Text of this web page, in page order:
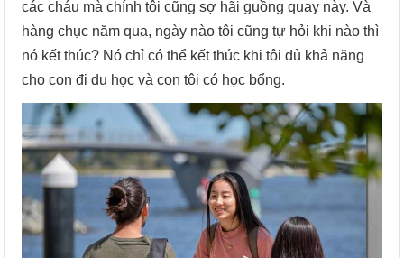
các cháu mà chính tôi cũng sợ hãi guồng quay này. Và
hàng chục năm qua, ngày nào tôi cũng tự hỏi khi nào thì
nó kết thúc? Nó chỉ có thể kết thúc khi tôi đủ khả năng
cho con đi du học và con tôi có học bổng.